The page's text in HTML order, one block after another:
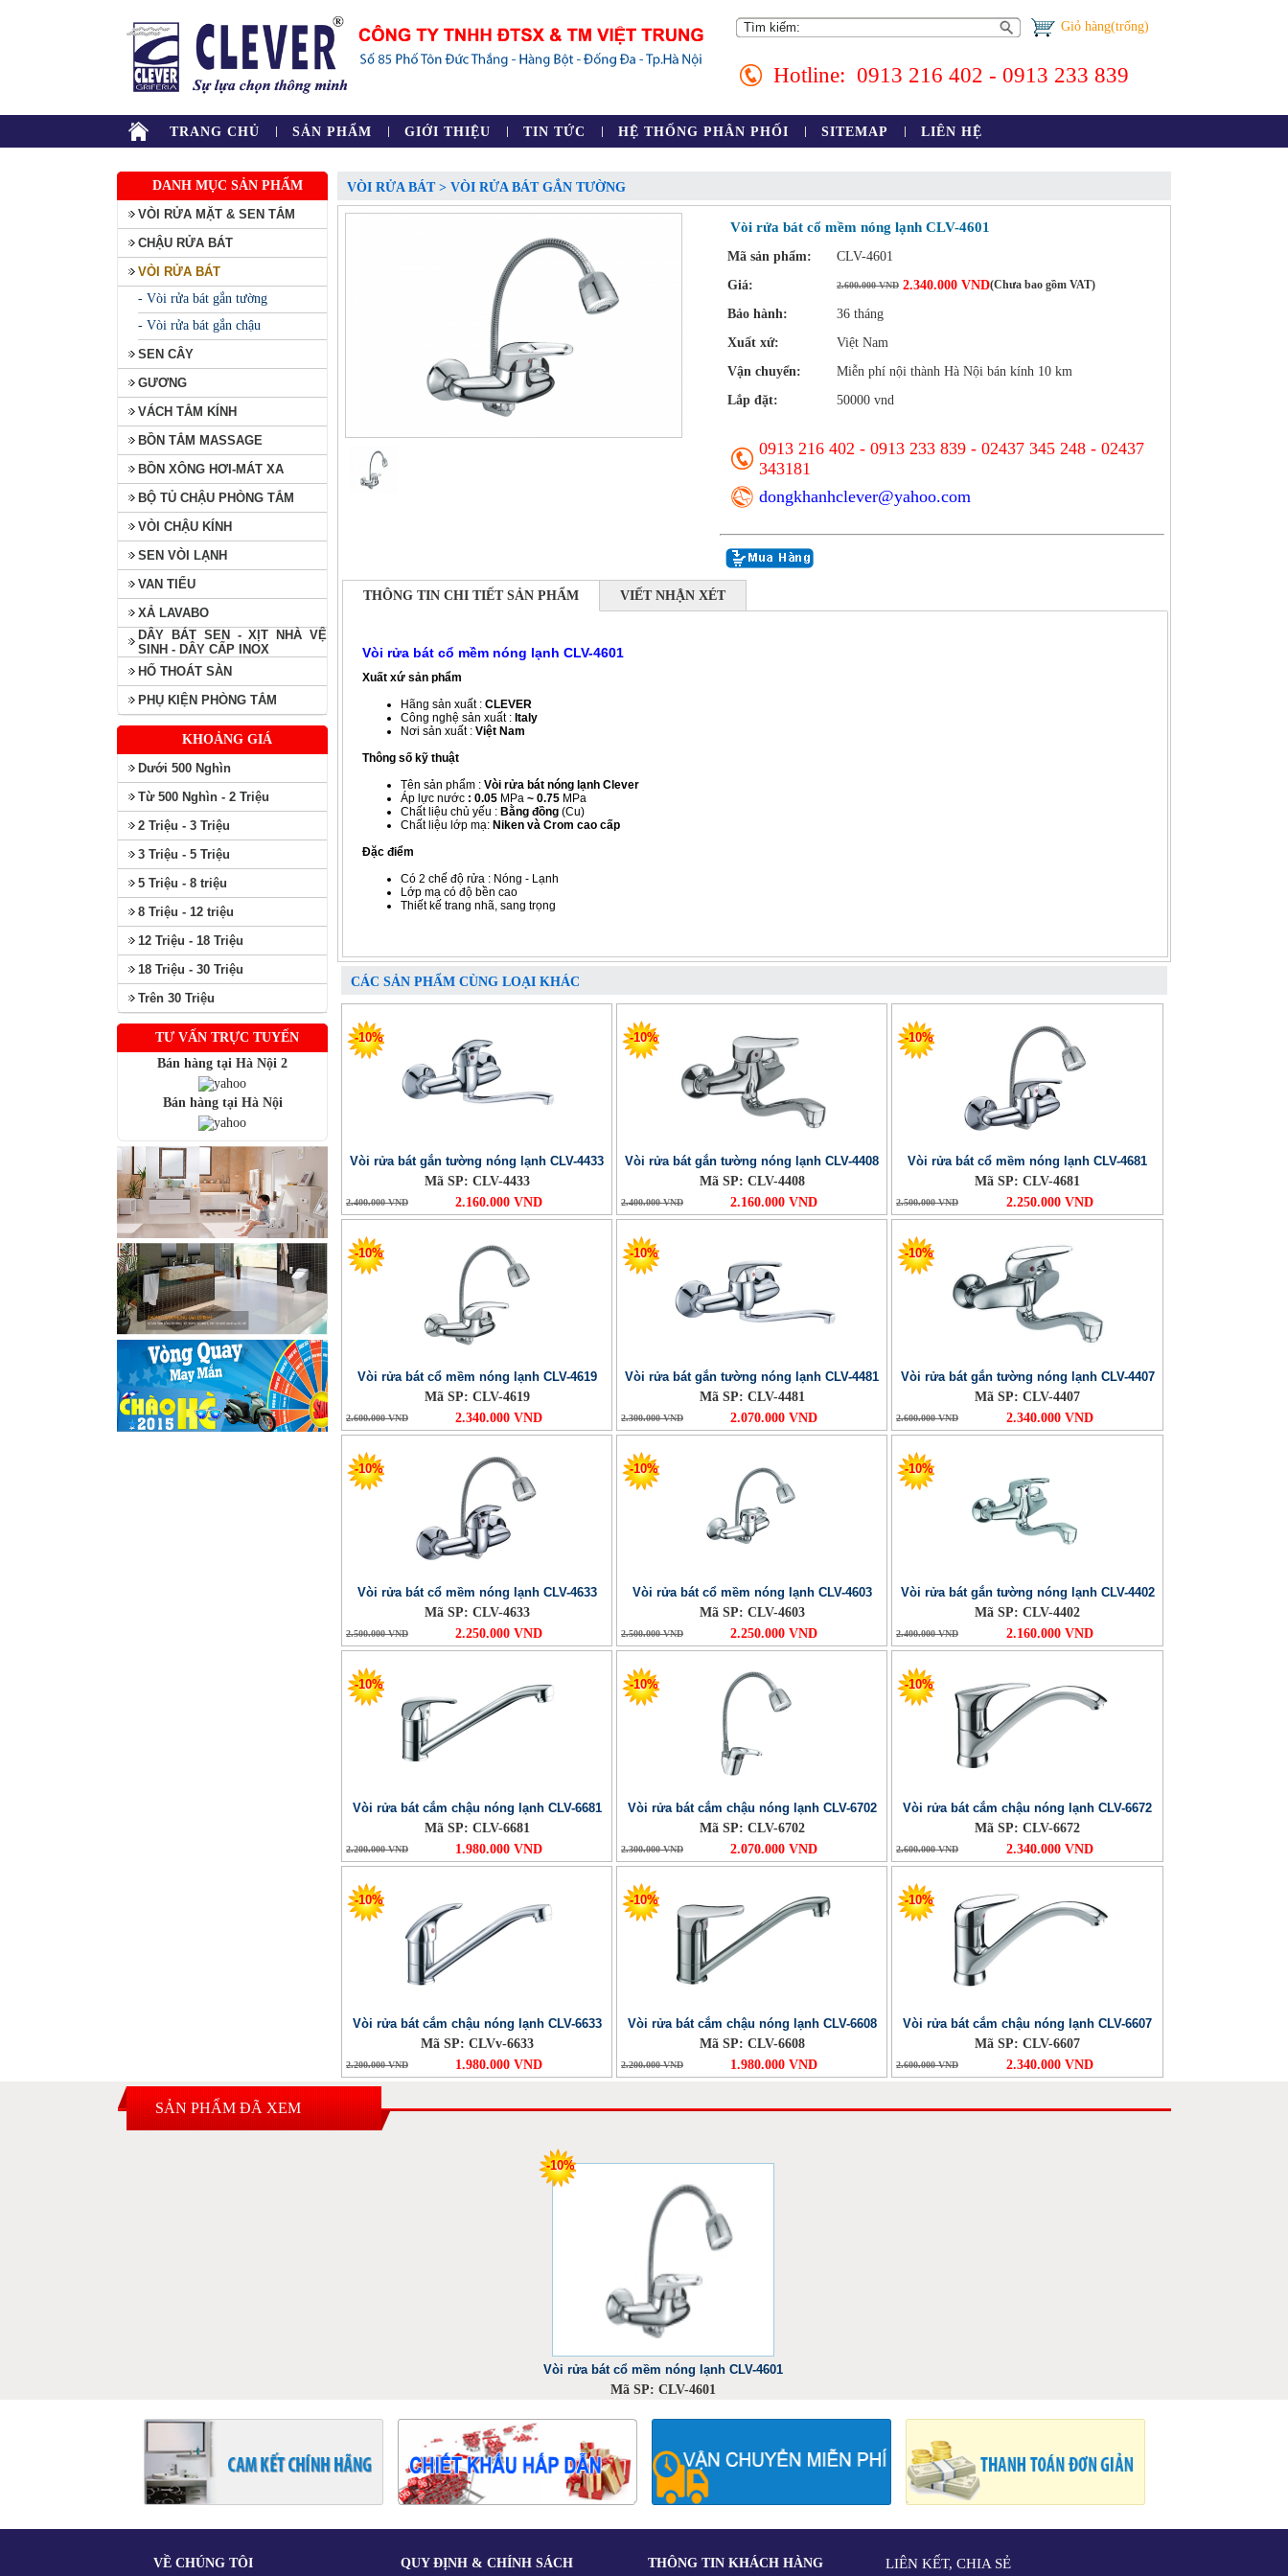
Giỏ hàng(trống)
Hotline: 0913 216 402 - 0913 233 839
TRANG CHỦ SẢN PHẨM GIỚI THIỆU TIN TỨC HỆ THỐNG PHÂN PHỐI SITEMAP LIÊN HỆ
DANH MỤC SẢN PHẨM
VÒI RỬA MẶT & SEN TẮM
CHẬU RỬA BÁT
VÒI RỬA BÁT
- Vòi rửa bát gắn tường
- Vòi rửa bát gắn chậu
SEN CÂY
GƯƠNG
VÁCH TẮM KÍNH
BỒN TẮM MASSAGE
BỒN XÔNG HƠI-MÁT XA
BỘ TỦ CHẬU PHÒNG TẮM
VÒI CHẬU KÍNH
SEN VÒI LẠNH
VAN TIỂU
XẢ LAVABO
DÂY BÁT SEN - XỊT NHÀ VỆ
SINH - DÂY CẤP INOX
HỐ THOÁT SÀN
PHỤ KIỆN PHÒNG TẮM
KHOẢNG GIÁ
Dưới 500 Nghìn
Từ 500 Nghìn - 2 Triệu
2 Triệu - 3 Triệu
3 Triệu - 5 Triệu
5 Triệu - 8 triệu
8 Triệu - 12 triệu
12 Triệu - 18 Triệu
18 Triệu - 30 Triệu
Trên 30 Triệu
TƯ VẤN TRỰC TUYẾN
Bán hàng tại Hà Nội 2
Bán hàng tại Hà Nội
VÒI RỬA BÁT > VÒI RỬA BÁT GẮN TƯỜNG
Vòi rửa bát cổ mềm nóng lạnh CLV-4601
Mã sản phẩm:
CLV-4601
Giá:
2.600.000 VND 2.340.000 VND(Chưa bao gồm VAT)
Bảo hành:
36 tháng
Xuất xứ:
Việt Nam
Vận chuyển:
Miễn phí nội thành Hà Nội bán kính 10 km
Lắp đặt:
50000 vnd
0913 216 402 - 0913 233 839 - 02437 345 248 - 02437
343181
dongkhanhclever@yahoo.com
THÔNG TIN CHI TIẾT SẢN PHẨM VIẾT NHẬN XÉT
Vòi rửa bát cổ mềm nóng lạnh CLV-4601
Xuất xứ sản phẩm
Hãng sản xuất : CLEVER
Công nghệ sản xuất : Italy
Nơi sản xuất : Việt Nam
Thông số kỹ thuật
Tên sản phẩm : Vòi rửa bát nóng lạnh Clever
Áp lực nước : 0.05 MPa ~ 0.75 MPa
Chất liệu chủ yếu : Bằng đồng (Cu)
Chất liệu lớp mạ: Niken và Crom cao cấp
Đặc điểm
Có 2 chế độ rửa : Nóng - Lạnh
Lớp mạ có độ bền cao
Thiết kế trang nhã, sang trọng
CÁC SẢN PHẨM CÙNG LOẠI KHÁC
-10%
Vòi rửa bát gắn tường nóng lạnh CLV-4433
Mã SP: CLV-4433
2.400.000 VND 2.160.000 VND
-10%
Vòi rửa bát gắn tường nóng lạnh CLV-4408
Mã SP: CLV-4408
2.400.000 VND 2.160.000 VND
-10%
Vòi rửa bát cổ mềm nóng lạnh CLV-4681
Mã SP: CLV-4681
2.500.000 VND 2.250.000 VND
-10%
Vòi rửa bát cổ mềm nóng lạnh CLV-4619
Mã SP: CLV-4619
2.600.000 VND 2.340.000 VND
-10%
Vòi rửa bát gắn tường nóng lạnh CLV-4481
Mã SP: CLV-4481
2.300.000 VND 2.070.000 VND
-10%
Vòi rửa bát gắn tường nóng lạnh CLV-4407
Mã SP: CLV-4407
2.600.000 VND 2.340.000 VND
-10%
Vòi rửa bát cổ mềm nóng lạnh CLV-4633
Mã SP: CLV-4633
2.500.000 VND 2.250.000 VND
-10%
Vòi rửa bát cổ mềm nóng lạnh CLV-4603
Mã SP: CLV-4603
2.500.000 VND 2.250.000 VND
-10%
Vòi rửa bát gắn tường nóng lạnh CLV-4402
Mã SP: CLV-4402
2.400.000 VND 2.160.000 VND
-10%
Vòi rửa bát cắm chậu nóng lạnh CLV-6681
Mã SP: CLV-6681
2.200.000 VND 1.980.000 VND
-10%
Vòi rửa bát cắm chậu nóng lạnh CLV-6702
Mã SP: CLV-6702
2.300.000 VND 2.070.000 VND
-10%
Vòi rửa bát cắm chậu nóng lạnh CLV-6672
Mã SP: CLV-6672
2.600.000 VND 2.340.000 VND
-10%
Vòi rửa bát cắm chậu nóng lạnh CLV-6633
Mã SP: CLVv-6633
2.200.000 VND 1.980.000 VND
-10%
Vòi rửa bát cắm chậu nóng lạnh CLV-6608
Mã SP: CLV-6608
2.200.000 VND 1.980.000 VND
-10%
Vòi rửa bát cắm chậu nóng lạnh CLV-6607
Mã SP: CLV-6607
2.600.000 VND 2.340.000 VND
SẢN PHẨM ĐÃ XEM
-10%
Vòi rửa bát cổ mềm nóng lạnh CLV-4601
Mã SP: CLV-4601
2.340.000 VND
VỀ CHÚNG TÔI
QUY ĐỊNH & CHÍNH SÁCH
THÔNG TIN KHÁCH HÀNG
LIÊN KẾT, CHIA SẺ